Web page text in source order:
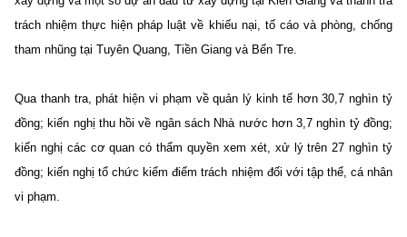
trách nhiệm thực hiện pháp luật về khiếu nại, tố cáo và phòng, chống
tham nhũng tại Tuyên Quang, Tiền Giang và Bến Tre.
Qua thanh tra, phát hiện vi phạm về quản lý kinh tế hơn 30,7 nghìn tỷ
đồng; kiến nghị thu hồi về ngân sách Nhà nước hơn 3,7 nghìn tỷ đồng;
kiến nghị các cơ quan có thẩm quyền xem xét, xử lý trên 27 nghìn tỷ
đồng; kiến nghị tổ chức kiểm điểm trách nhiệm đối với tập thể, cá nhân
vi phạm.